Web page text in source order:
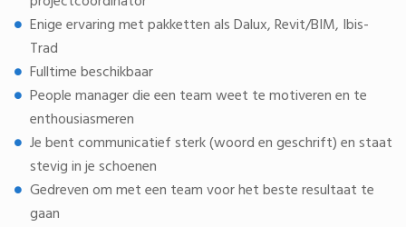
Enige ervaring met pakketten als Dalux, Revit/BIM, Ibis-
Trad
Fulltime beschikbaar
People manager die een team weet te motiveren en te
enthousiasmeren
Je bent communicatief sterk (woord en geschrift) en staat
stevig in je schoenen
Gedreven om met een team voor het beste resultaat te
gaan